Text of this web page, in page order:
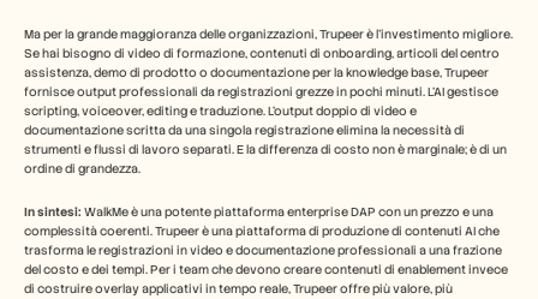
Ma per la grande maggioranza delle organizzazioni, Trupeer è l'investimento migliore.
Se hai bisogno di video di formazione, contenuti di onboarding, articoli del centro
assistenza, demo di prodotto o documentazione per la knowledge base, Trupeer
fornisce output professionali da registrazioni grezze in pochi minuti. L'AI gestisce
scripting, voiceover, editing e traduzione. L'output doppio di video e
documentazione scritta da una singola registrazione elimina la necessità di
strumenti e flussi di lavoro separati. E la differenza di costo non è marginale; è di un
ordine di grandezza.
In sintesi: WalkMe è una potente piattaforma enterprise DAP con un prezzo e una
complessità coerenti. Trupeer è una piattaforma di produzione di contenuti AI che
trasforma le registrazioni in video e documentazione professionali a una frazione
del costo e dei tempi. Per i team che devono creare contenuti di enablement invece
di costruire overlay applicativi in tempo reale, Trupeer offre più valore, più